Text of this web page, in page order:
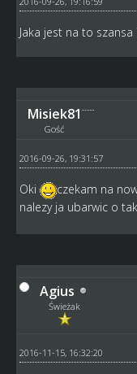
Jaka jest na to
Misiek81
Gość
2016-09-26, 19:31:57
Oki
czekam na
nalezy ja ubarwic o
Agius
Świeżak
2016-11-15, 16:32:20